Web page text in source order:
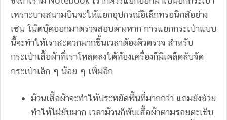
เพราะบางสนามบินจะให้แยกอุปกรณ์อิเล็กทรอนิกส์อย่าง
เช่น โน๊ตบุ๊คออกมาตรวจสอบต่างหาก การแยกกระเป๋าแบบ
นี้จะทำให้เราสะดวกมากขึ้นเวลาต้องคิวตรวจ สำหรับ
กระเป๋าเสื้อผ้าที่เราโหลดลงใต้ท้องเครื่องก็มีเคล็ดลับจัด
กระเป๋าเล็ก ๆ น้อย ๆ เพิ่มอีก
ม้วนเสื้อผ้าจะทำให้ประหยัดพื้นที่มากกว่า แถมยังช่วย
ทำให้ไม่ยับมาก เวลาม้วนก็พับเสื้อผ้าตามรอยตะเข็บ